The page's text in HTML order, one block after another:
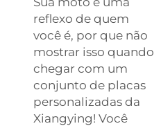
reflexo de quem
você é, por que não
mostrar isso quando
chegar com um
conjunto de placas
personalizadas da
Xiangying! Você